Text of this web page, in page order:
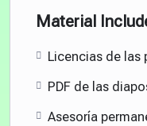
Material
Licencias de las
PDF de las
Asesoría